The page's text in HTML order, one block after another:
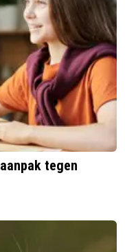
tegen